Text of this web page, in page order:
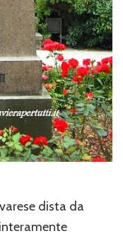
dista da